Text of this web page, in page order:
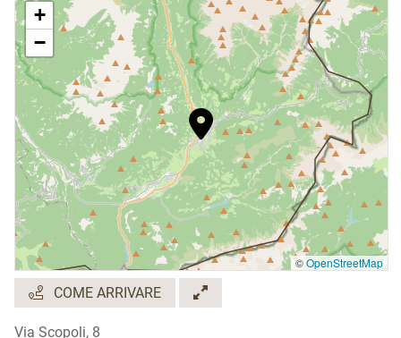
+
−
©OpenStreetMap
COME ARRIVARE
Via Scopoli, 8